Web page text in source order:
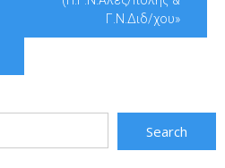
Γ.Ν.Διδ/χου»
Search